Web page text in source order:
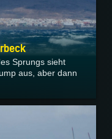
Sprungs sieht
aus, aber dann